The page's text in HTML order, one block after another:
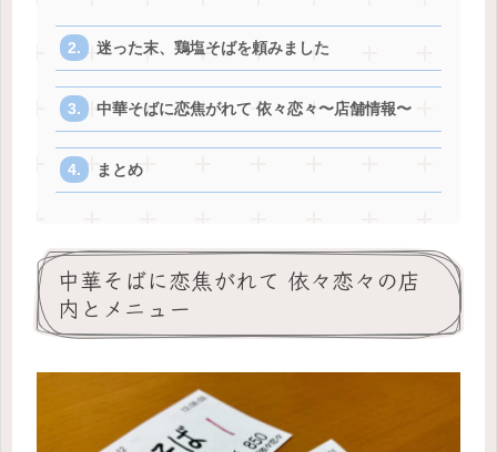
迷った末、鶏塩そばを頼みました
中華そばに恋焦がれて 依々恋々〜店舗情報〜
まとめ
中華そばに恋焦がれて 依々恋々の店
内とメニュー